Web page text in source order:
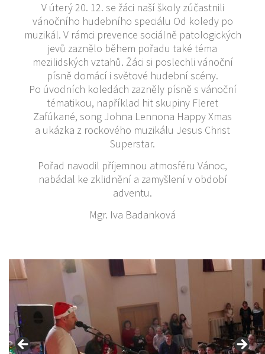
V úterý 20. 12. se žáci naší školy zúčastnili
vánočního hudebního speciálu Od koledy po
muzikál. V rámci prevence sociálně patologických
jevů zaznělo během pořadu také téma
mezilidských vztahů. Žáci si poslechli vánoční
písně domácí i světové hudební scény.
Po úvodních koledách zazněly písně s vánoční
tématikou, například hit skupiny Fleret
Zafúkané, song Johna Lennona Happy Xmas
a ukázka z rockového muzikálu Jesus Christ
Superstar.
Pořad navodil příjemnou atmosféru Vánoc,
nabádal ke zklidnění a zamyšlení v období
adventu.
Mgr. Iva Badanková